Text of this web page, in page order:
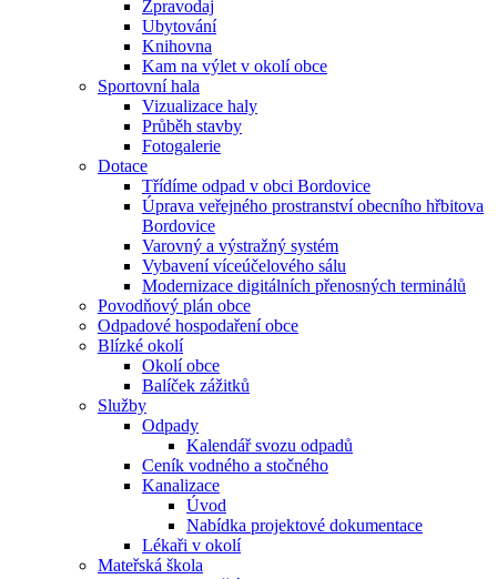
Zpravodaj
Ubytování
Knihovna
Kam na výlet v okolí obce
Sportovní hala
Vizualizace haly
Průběh stavby
Fotogalerie
Dotace
Třídíme odpad v obci Bordovice
Úprava veřejného prostranství obecního hřbitova
Bordovice
Varovný a výstražný systém
Vybavení víceúčelového sálu
Modernizace digitálních přenosných terminálů
Povodňový plán obce
Odpadové hospodaření obce
Blízké okolí
Okolí obce
Balíček zážitků
Služby
Odpady
Kalendář svozu odpadů
Ceník vodného a stočného
Kanalizace
Úvod
Nabídka projektové dokumentace
Lékaři v okolí
Mateřská škola